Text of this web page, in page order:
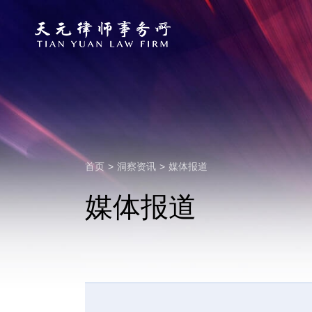
首页 > 洞察资讯 > 媒体报道
媒体报道